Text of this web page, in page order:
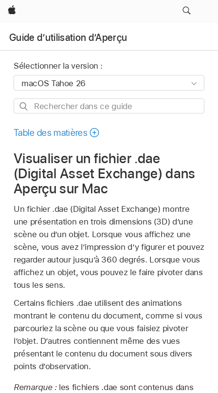
Apple
Guide d’utilisation d’Aperçu
Sélectionner la version :
Rechercher
ce
Table des matières
Visualiser un fichier .dae
(Digital Asset Exchange) dans
Aperçu sur Mac
Un fichier .dae (Digital Asset Exchange) montre
une présentation en trois dimensions (3D) d’une
scène ou d’un objet. Lorsque vous affichez une
scène, vous avez l’impression d’y figurer et pouvez
regarder autour jusqu’à 360 degrés. Lorsque vous
affichez un objet, vous pouvez le faire pivoter dans
tous les sens.
Certains fichiers .dae utilisent des animations
montrant le contenu du document, comme si vous
parcouriez la scène ou que vous faisiez pivoter
l’objet. D’autres contiennent même des vues
présentant le contenu du document sous divers
points d’observation.
Remarque : les fichiers .dae sont contenus dans